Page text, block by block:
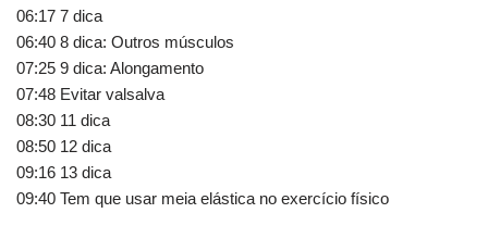
06:17 7 dica
06:40 8 dica: Outros músculos
07:25 9 dica: Alongamento
07:48 Evitar valsalva
08:30 11 dica
08:50 12 dica
09:16 13 dica
09:40 Tem que usar meia elástica no exercício físico